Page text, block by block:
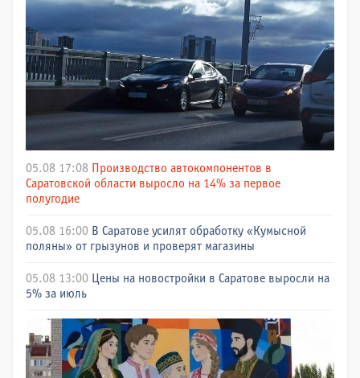
05.08 17:08 Производство автокомпонентов в
Саратовской области выросло на 14% за первое
полугодие
05.08 16:00 В Саратове усилят обработку «Кумысной
поляны» от грызунов и проверят магазины
05.08 13:00 Цены на новостройки в Саратове выросли на
5% за июль